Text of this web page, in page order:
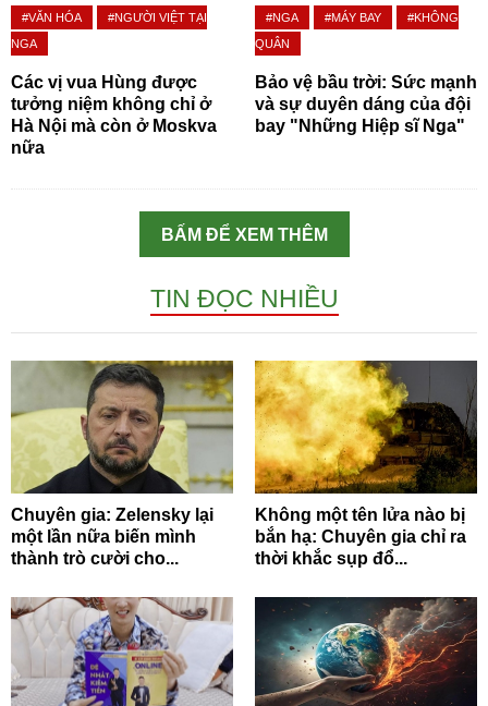
#VĂN HÓA
#NGƯỜI VIỆT TẠI
NGA
Các vị vua Hùng được
tưởng niệm không chỉ ở
Hà Nội mà còn ở Moskva
nữa
#NGA #MÁY BAY
#KHÔNG
QUÂN
Bảo vệ bầu trời: Sức mạnh
và sự duyên dáng của đội
bay "Những Hiệp sĩ Nga"
BẤM ĐỂ XEM THÊM
TIN ĐỌC NHIỀU
Chuyên gia: Zelensky lại
một lần nữa biến mình
thành trò cười cho...
Không một tên lửa nào bị
bắn hạ: Chuyên gia chỉ ra
thời khắc sụp đổ...